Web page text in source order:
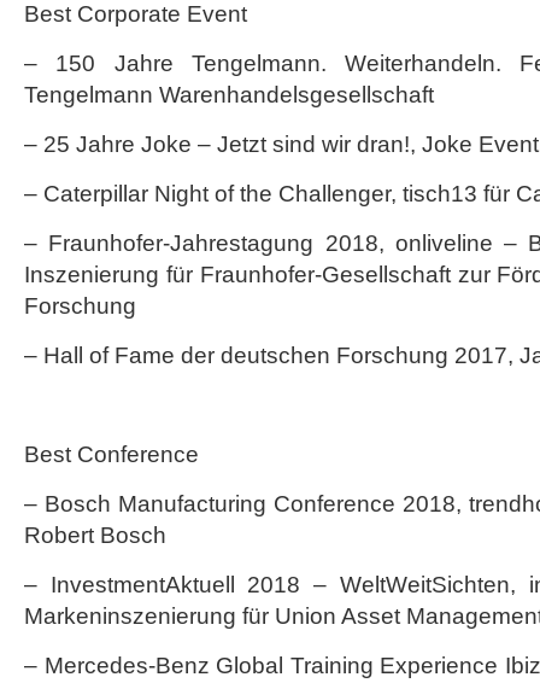
Best Corporate Event
– 150 Jahre Tengelmann. Weiterhandeln.
Tengelmann Warenhandelsgesellschaft
– 25 Jahre Joke – Jetzt sind wir dran!, Joke
– Caterpillar Night of the Challenger, tisch13 für
– Fraunhofer-Jahrestagung 2018, onliveline –
Inszenierung für Fraunhofer-Gesellschaft zur
Forschung
– Hall of Fame der deutschen Forschung 2017,
Best Conference
– Bosch Manufacturing Conference 2018,
Robert Bosch
– InvestmentAktuell 2018 – WeltWeitSichten,
Markeninszenierung für Union Asset
– Mercedes-Benz Global Training Experience